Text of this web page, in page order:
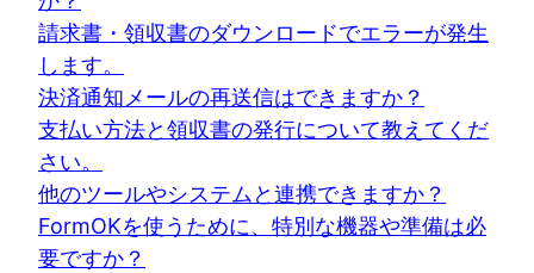
請求書・領収書のダウンロードでエラーが発生
します。
決済通知メールの再送信はできますか？
支払い方法と領収書の発行について教えてくだ
さい。
他のツールやシステムと連携できますか？
FormOKを使うために、特別な機器や準備は必
要ですか？